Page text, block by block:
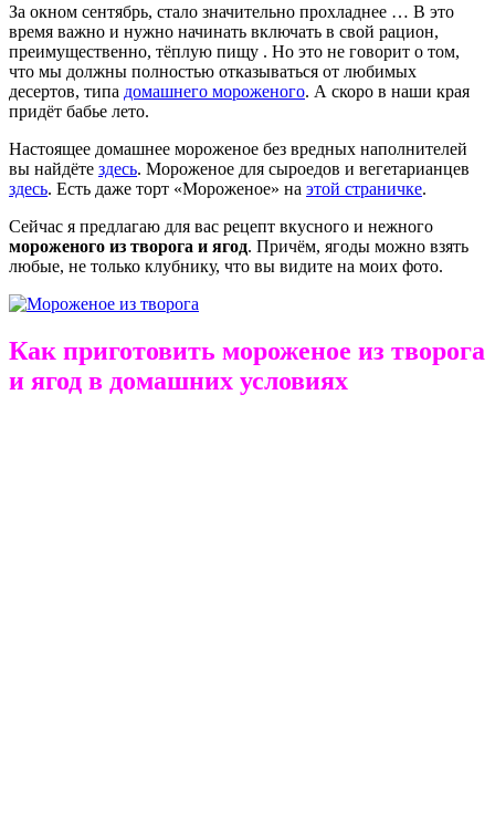
За окном сентябрь, стало значительно прохладнее … В это
время важно и нужно начинать включать в свой рацион,
преимущественно, тёплую пищу . Но это не говорит о том,
что мы должны полностью отказываться от любимых
десертов, типа домашнего мороженого. А скоро в наши края
придёт бабье лето.
Настоящее домашнее мороженое без вредных наполнителей
вы найдёте здесь. Мороженое для сыроедов и вегетарианцев
здесь. Есть даже торт «Мороженое» на этой страничке.
Сейчас я предлагаю для вас рецепт вкусного и нежного
мороженого из творога и ягод. Причём, ягоды можно взять
любые, не только клубнику, что вы видите на моих фото.
Как приготовить мороженое из творога
и ягод в домашних условиях